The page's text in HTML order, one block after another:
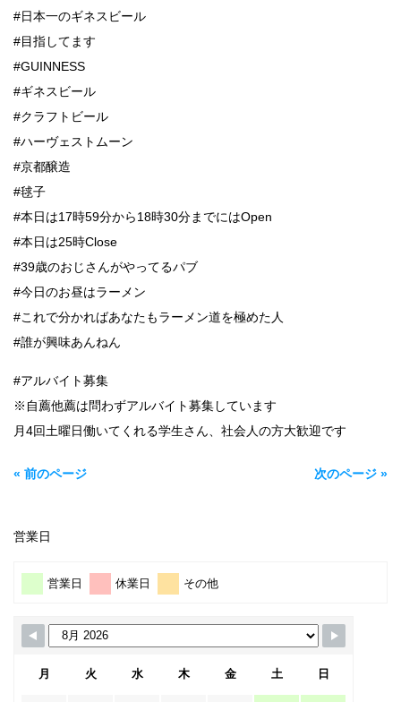
#日本一のギネスビール
#目指してます
#GUINNESS
#ギネスビール
#クラフトビール
#ハーヴェストムーン
#京都醸造
#毬子
#本日は17時59分から18時30分までにはOpen
#本日は25時Close
#39歳のおじさんがやってるパブ
#今日のお昼はラーメン
#これで分かればあなたもラーメン道を極めた人
#誰が興味あんねん
#アルバイト募集
※自薦他薦は問わずアルバイト募集しています
月4回土曜日働いてくれる学生さん、社会人の方大歓迎です
« 前のページ 次のページ »
営業日
営業日 休業日 その他
月 火 水 木 金 土 日